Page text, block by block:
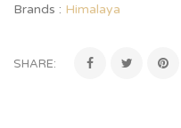
Brands : Himalaya
SHARE: